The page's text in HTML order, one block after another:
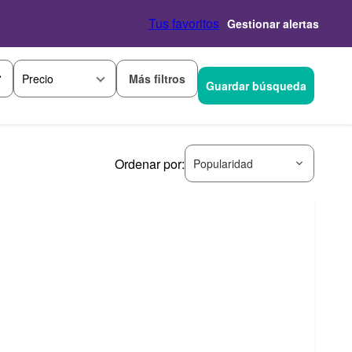
Tus favoritos Gestionar alertas
Precio Más filtros Guardar búsqueda
Ordenar por: Popularidad